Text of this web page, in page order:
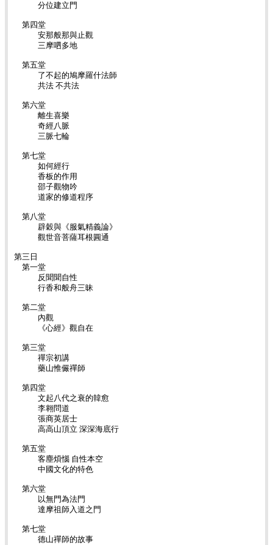
分位建立門
第四堂
安那般那與止觀
三摩呬多地
第五堂
了不起的鳩摩羅什法師
共法 不共法
第六堂
離生喜樂
奇經八脈
三脈七輪
第七堂
如何經行
香板的作用
邵子觀物吟
道家的修道程序
第八堂
辟穀與《服氣精義論》
觀世音菩薩耳根圓通
第三日
第一堂
反聞聞自性
行香和般舟三昧
第二堂
內觀
《心經》觀自在
第三堂
禪宗初講
藥山惟儼禪師
第四堂
文起八代之衰的韓愈
李翱問道
張商英居士
高高山頂立 深深海底行
第五堂
客塵煩惱 自性本空
中國文化的特色
第六堂
以無門為法門
達摩祖師入道之門
第七堂
德山禪師的故事